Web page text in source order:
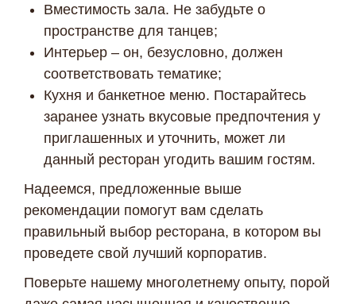
Вместимость зала. Не забудьте о
пространстве для танцев;
Интерьер – он, безусловно, должен
соответствовать тематике;
Кухня и банкетное меню. Постарайтесь
заранее узнать вкусовые предпочтения у
приглашенных и уточнить, может ли
данный ресторан угодить вашим гостям.
Надеемся, предложенные выше
рекомендации помогут вам сделать
правильный выбор ресторана, в котором вы
проведете свой лучший корпоратив.
Поверьте нашему многолетнему опыту, порой